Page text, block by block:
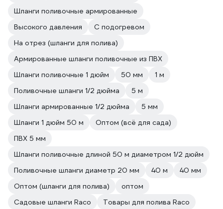
Шланги поливочные армированные
Высокого давления
С подогревом
На отрез (шланги для полива)
Армированные шланги поливочные из ПВХ
Шланги поливочные 1 дюйм
50 мм
1 м
Поливочные шланги 1/2 дюйма
5 м
Шланги армированные 1/2 дюйма
5 мм
Шланги 1 дюйм 50 м
Оптом (всё для сада)
ПВХ 5 мм
Шланги поливочные длиной 50 м диаметром 1/2 дюйм
Поливочные шланги диаметр 20 мм
40 м
40 мм
Оптом (шланги для полива)
оптом
Садовые шланги Raco
Товары для полива Raco